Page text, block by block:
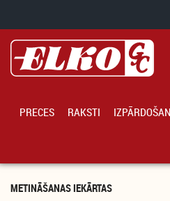
PRECES RAKSTI
METINĀŠANAS IEKĀRTAS